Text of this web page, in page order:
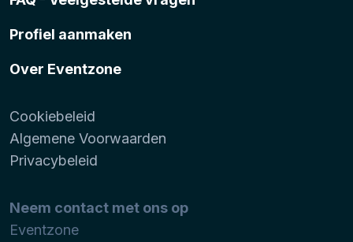
Profiel aanmaken
Over Eventzone
Cookiebeleid
Algemene Voorwaarden
Privacybeleid
Neem contact met ons op
Eventzone